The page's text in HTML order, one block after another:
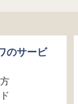
のサービ